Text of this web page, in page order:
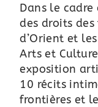
Dans le
des droits
d’Orient et
Arts et
exposition
10 récits
frontières et